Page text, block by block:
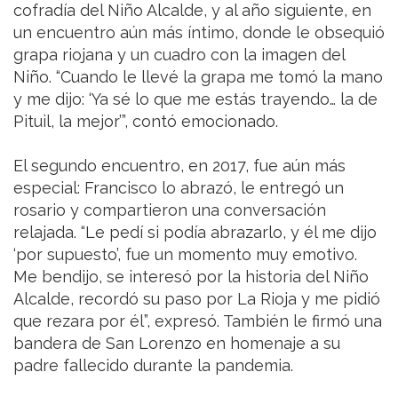
cofradía del Niño Alcalde, y al año siguiente, en
un encuentro aún más íntimo, donde le obsequió
grapa riojana y un cuadro con la imagen del
Niño. “Cuando le llevé la grapa me tomó la mano
y me dijo: ‘Ya sé lo que me estás trayendo… la de
Pituil, la mejor’”, contó emocionado.
El segundo encuentro, en 2017, fue aún más
especial: Francisco lo abrazó, le entregó un
rosario y compartieron una conversación
relajada. “Le pedí si podía abrazarlo, y él me dijo
‘por supuesto’, fue un momento muy emotivo.
Me bendijo, se interesó por la historia del Niño
Alcalde, recordó su paso por La Rioja y me pidió
que rezara por él”, expresó. También le firmó una
bandera de San Lorenzo en homenaje a su
padre fallecido durante la pandemia.